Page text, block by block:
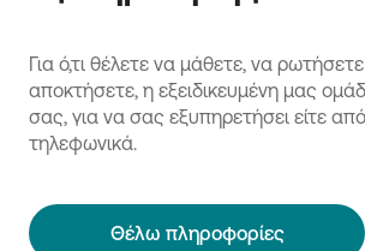
Για ό,τι θέλετε να μάθετε, να
αποκτήσετε, η εξειδικευμένη μας
σας, για να σας εξυπηρετήσει είτε
τηλεφωνικά.
Θέλω πληροφορίες